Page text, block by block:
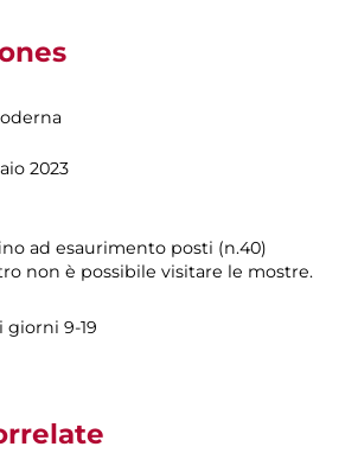
2023
ad esaurimento posti (n.40)
non è possibile visitare le mostre.
giorni 9-19